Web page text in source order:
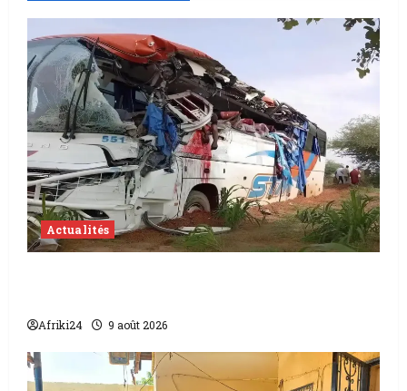
Actualités
Afriki24 9 août 2026